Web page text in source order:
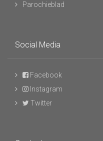
Parochieblad
Social Media
Facebook
Instagram
Twitter